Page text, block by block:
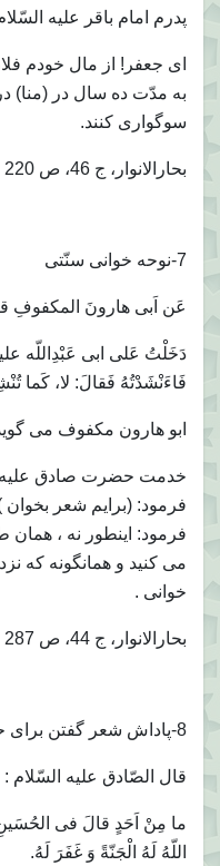
پدرم امام باقر عليه
اى جعفر! از مال خودم
به مدّت ده سال در (منا)
سوگوارى كنند.
بحارالانوار، ج 46، ص 220
7-نوحه خوانى سنّتى
عَن اَبى هارونَ المكفوفِ
دَخَلْتُ عَلى ابى عَبْدِاللّه
فَاءَنْشَدْتُهُ فَقالَ: لا، كَما
ابو هارون مكفوف مى
خدمت حضرت صادق عليه
فرمود: (برايم شعر
فرمود: اينطور نه ،
مى كنيد و همانگونه كه
خوانى .
بحارالانوار، ج 44، ص 287
8-پاداش شعر گفتن براى حسين عليه السّلام
قال الصّادق عليه السّلام :
ما مِنْ اَحَدٍ قالَ فى
اللّهُ لَهُ الْجَنّةً وَ غَفَرَ لَهُ.